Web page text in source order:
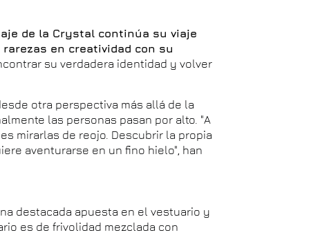
de la Crystal continúa su viaje
en creatividad con su
su verdadera identidad y volver
otra perspectiva más allá de la
las personas pasan por alto. "A
mirarlas de reojo. Descubrir la propia
aventurarse en un fino hielo", han
destacada apuesta en el vestuario y
es de frivolidad mezclada con